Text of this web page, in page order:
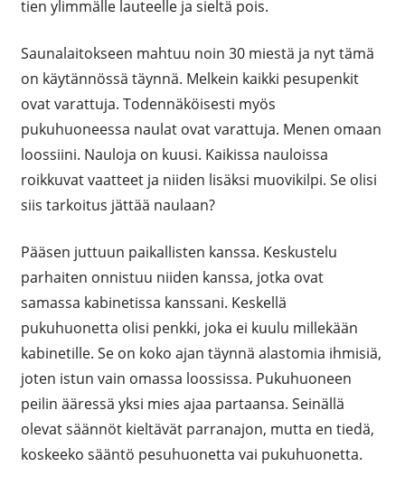
tien ylimmälle lauteelle ja sieltä pois.
Saunalaitokseen mahtuu noin 30 miestä ja nyt tämä
on käytännössä täynnä. Melkein kaikki pesupenkit
ovat varattuja. Todennäköisesti myös
pukuhuoneessa naulat ovat varattuja. Menen omaan
loossiini. Nauloja on kuusi. Kaikissa nauloissa
roikkuvat vaatteet ja niiden lisäksi muovikilpi. Se olisi
siis tarkoitus jättää naulaan?
Pääsen juttuun paikallisten kanssa. Keskustelu
parhaiten onnistuu niiden kanssa, jotka ovat
samassa kabinetissa kanssani. Keskellä
pukuhuonetta olisi penkki, joka ei kuulu millekään
kabinetille. Se on koko ajan täynnä alastomia ihmisiä,
joten istun vain omassa loossissa. Pukuhuoneen
peilin ääressä yksi mies ajaa partaansa. Seinällä
olevat säännöt kieltävät parranajon, mutta en tiedä,
koskeeko sääntö pesuhuonetta vai pukuhuonetta.